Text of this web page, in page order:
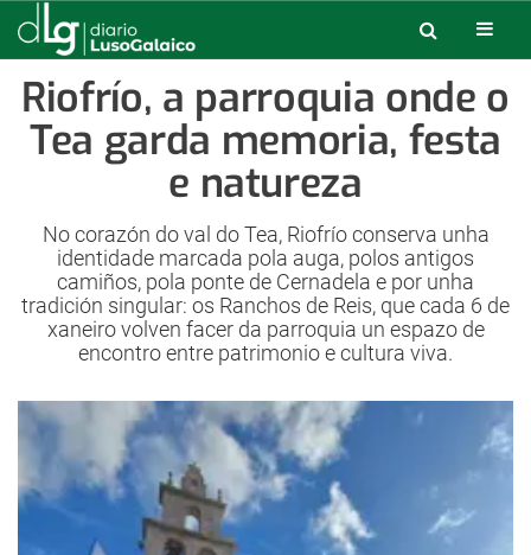
Riofrío, a parroquia onde o
Tea garda memoria, festa
e natureza
No corazón do val do Tea, Riofrío conserva unha
identidade marcada pola auga, polos antigos
camiños, pola ponte de Cernadela e por unha
tradición singular: os Ranchos de Reis, que cada 6 de
xaneiro volven facer da parroquia un espazo de
encontro entre patrimonio e cultura viva.